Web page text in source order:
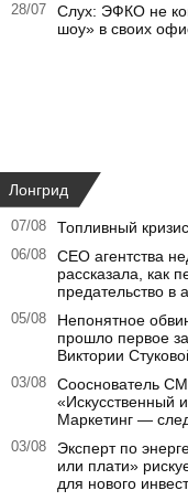
28/07
Слух: ЭФКО не
шоу» в своих
Лонгрид
07/08 Топливный
06/08
CEO агентства
рассказала, как
предательство в
05/08
Непонятное
прошло первое
Виктории
03/08
Сооснователь
«Искусственный
Маркетинг —
03/08
Эксперт по
или плати»
для нового